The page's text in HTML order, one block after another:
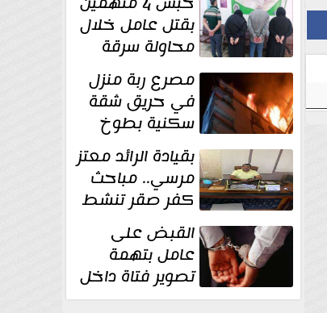
بقتل عامل خلال
محاولة سرقة
دراجة نارية في
المنوفية مصرع ربة منزل
في حريق شقة
سكنية بطوخ
بقيادة الرائد معتز
مرسي.. مباحث
كفر صقر تنشط
بقوة وتوجه
ضربات أمنية... القبض على
عامل بتهمة
تصوير فتاة داخل
غرفة تغيير